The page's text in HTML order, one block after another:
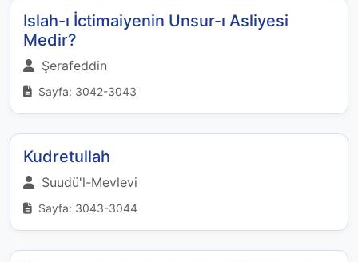
Islah-ı İctimaiyenin Unsur-ı Asliyesi
Medir?
Şerafeddin
Sayfa: 3042-3043
Kudretullah
Suudü'l-Mevlevi
Sayfa: 3043-3044